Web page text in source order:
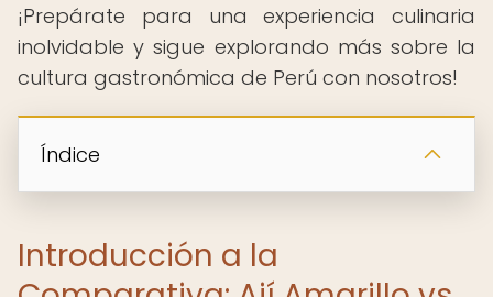
¡Prepárate para una experiencia culinaria
inolvidable y sigue explorando más sobre la
cultura gastronómica de Perú con nosotros!
Índice
Introducción a la